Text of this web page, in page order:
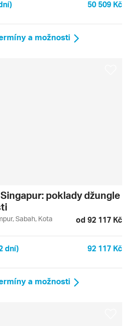
50 509 Kč
a možnosti
poklady džungle
Sabah, Kota
od 92 117 Kč
dní) 92 117 Kč
a možnosti